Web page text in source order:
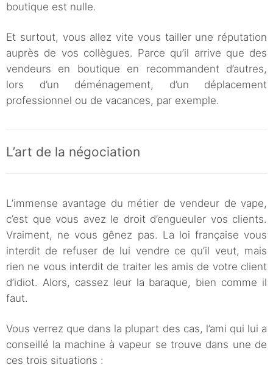
boutique est nulle.
Et surtout, vous allez vite vous tailler une réputation
auprès de vos collègues. Parce qu’il arrive que des
vendeurs en boutique en recommandent d’autres,
lors d’un déménagement, d’un déplacement
professionnel ou de vacances, par exemple.
L’art de la négociation
L’immense avantage du métier de vendeur de vape,
c’est que vous avez le droit d’engueuler vos clients.
Vraiment, ne vous gênez pas. La loi française vous
interdit de refuser de lui vendre ce qu’il veut, mais
rien ne vous interdit de traiter les amis de votre client
d’idiot. Alors, cassez leur la baraque, bien comme il
faut.
Vous verrez que dans la plupart des cas, l’ami qui lui a
conseillé la machine à vapeur se trouve dans une de
ces trois situations :